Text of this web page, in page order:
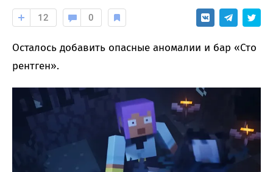
12 0
Осталось добавить опасные аномалии и бар «Сто
рентген».